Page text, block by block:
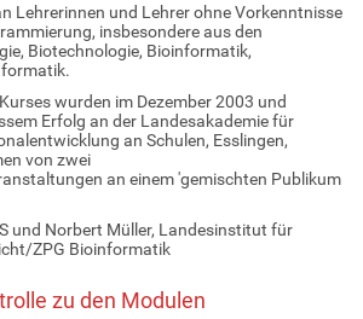
Lehrerinnen und Lehrer ohne Vorkenntnisse
insbesondere aus den
Biotechnologie, Bioinformatik,
wurden im Dezember 2003 und
Erfolg an der Landesakademie für
an Schulen, Esslingen,
von zwei
an einem 'gemischten Publikum
und Norbert Müller, Landesinstitut für
ZPG Bioinformatik
zu den Modulen